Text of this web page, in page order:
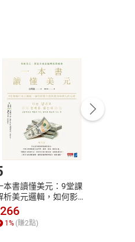
取消訂單/ 退
完成訂單
Complete
本書讀懂美元：9堂課
析美元邏輯，如何影響
球經濟和每個人的投資
電子書】
266
1% (賺2點)